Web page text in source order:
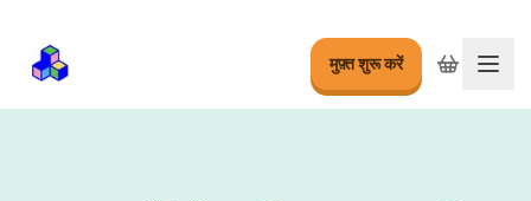
मुफ़्त शुरू करें
मेनू